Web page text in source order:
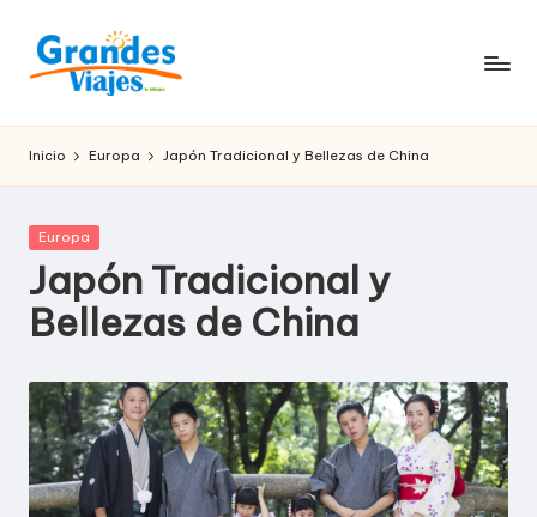
Saltar
G
R
A
N
D
E
V
I
A
desde
Inicio Europa Japón Tradicional y Bellezas de China
Publicada
Europa
Japón Tradicional y
Bellezas de China